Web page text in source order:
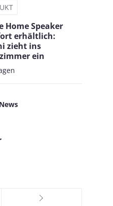
Home Speaker
erhältlich:
zieht ins
ein